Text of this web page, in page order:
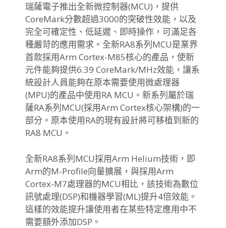
瑞薩電子推出全新微控制器(MCU)， 提供
CoreMark分數超過3000的突破性效能， 以及
完全可確定性、低延遲、即時操作， 可滿足各
種嚴苛的應用需求。 全新RA8系列MCU是業界
首款採用Arm Cortex-M85核心的產品，使新
元件能夠提供6.39 CoreMark/MHz效能， 讓系
統設計人員能夠在原本需要使用微處理器
(MPU)的產品中使用RA MCU。新系列屬於瑞
薩RA系列MCU(採用Arm Cortex核心架構)的一
部分。 原本使用RA的現有設計將可移植到新的
RA8 MCU。
全新RA8系列MCU採用Arm Helium技術，即
Arm的M-Profile向量擴展， 與採用Arm
Cortex-M7處理器的MCU相比，該技術為數位
訊號處理(DSP)和機器學習(ML)提升4倍效能。
這樣的效能提升讓使用者在某些特定應用中不
需要額外添加DSP。